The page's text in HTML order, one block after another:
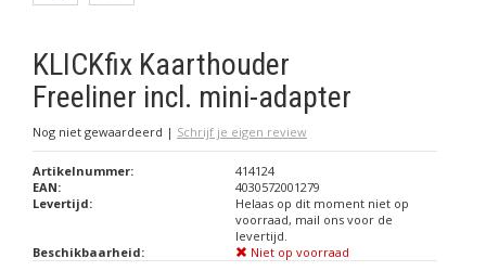
KLICKfix Kaarthouder
Freeliner incl. mini-adapter
Nog niet gewaardeerd | Schrijf je eigen review
Artikelnummer:
414124
EAN:
4030572001279
Levertijd:
Helaas op dit moment niet op
voorraad, mail ons voor de
levertijd.
Beschikbaarheid:
Niet op voorraad